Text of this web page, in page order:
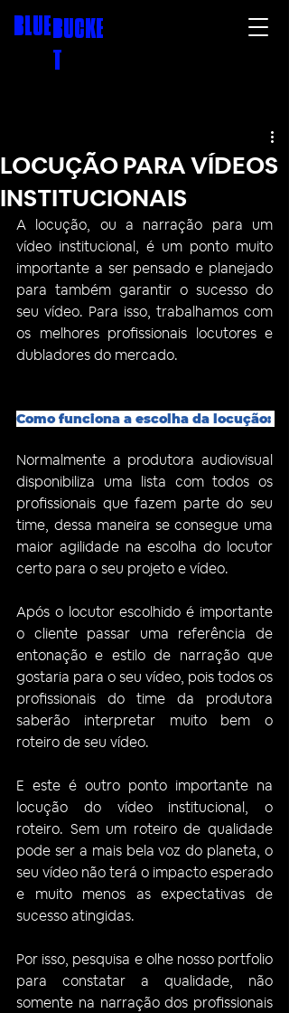
BLUEBUCKE
T
LOCUÇÃO PARA VÍDEOS
INSTITUCIONAIS
A locução, ou a narração para um
vídeo institucional, é um ponto muito
importante a ser pensado e planejado
para também garantir o sucesso do
seu vídeo. Para isso, trabalhamos com
os melhores profissionais locutores e
dubladores do mercado.
Normalmente a produtora audiovisual
disponibiliza uma lista com todos os
profissionais que fazem parte do seu
time, dessa maneira se consegue uma
maior agilidade na escolha do locutor
certo para o seu projeto e vídeo.
Após o locutor escolhido é importante
o cliente passar uma referência de
entonação e estilo de narração que
gostaria para o seu vídeo, pois todos os
profissionais do time da produtora
saberão interpretar muito bem o
roteiro de seu vídeo.
E este é outro ponto importante na
locução do vídeo institucional, o
roteiro. Sem um roteiro de qualidade
pode ser a mais bela voz do planeta, o
seu vídeo não terá o impacto esperado
e muito menos as expectativas de
sucesso atingidas.
Por isso, pesquisa e olhe nosso portfolio
para constatar a qualidade, não
somente na narração dos profissionais